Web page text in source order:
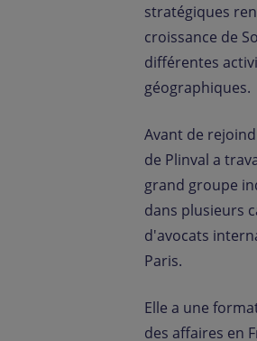
stratégiques
croissance de
différentes
géographiques.
Avant de
de Plinval a
grand groupe
dans plusieurs
d'avocats
Paris.
Elle a une
des affaires en